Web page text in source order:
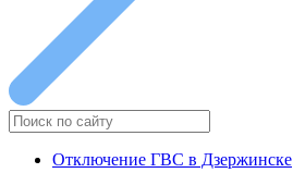
Отключение ГВС в Дзержинске